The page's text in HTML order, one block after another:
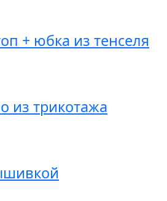
+ юбка из тенселя
из трикотажа